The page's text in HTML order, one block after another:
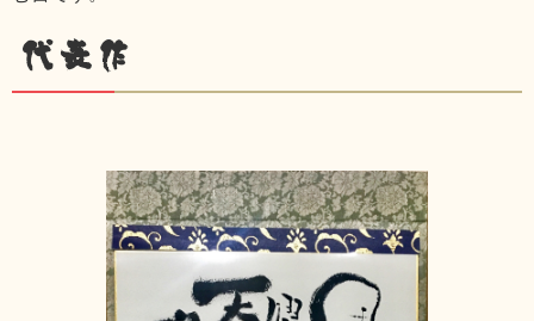
代表作